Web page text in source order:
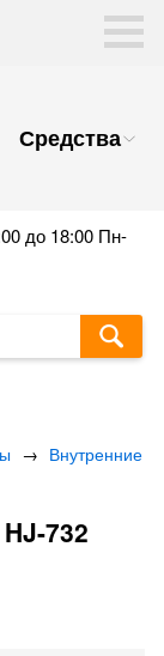
Средства
до 18:00 Пн-
→ Внутренние
732